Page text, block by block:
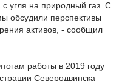
угля на природный газ. С
обсудили перспективы
активов, - сообщил
работы в 2019 году
Северодвинска